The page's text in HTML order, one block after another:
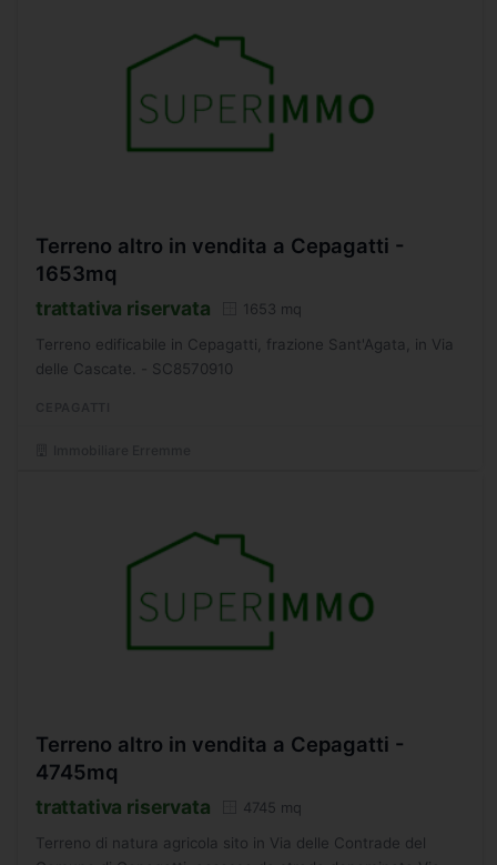
Terreno altro in vendita a Cepagatti -
1653mq
trattativa riservata 1653 mq
Terreno edificabile in Cepagatti, frazione Sant'Agata, in Via
delle Cascate. - SC8570910
Terreno altro in vendita a Cepagatti -
4745mq
trattativa riservata 4745 mq
Terreno di natura agricola sito in Via delle Contrade del